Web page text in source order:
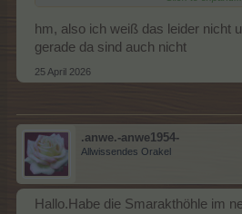
Danke schonmal
hm, also ich weiß das leider nicht
gerade da sind auch nicht
25 April 2026
.anwe.-anwe1954-
Allwissendes Orakel
Hallo.Habe die Smarakthöhle im